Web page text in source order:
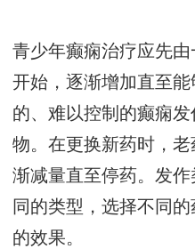
青少年癫痫治疗应先
开始，逐渐增加直至
的、难以控制的癫痫
物。在更换新药时，
渐减量直至停药。发
同的类型，选择不同
的效果。